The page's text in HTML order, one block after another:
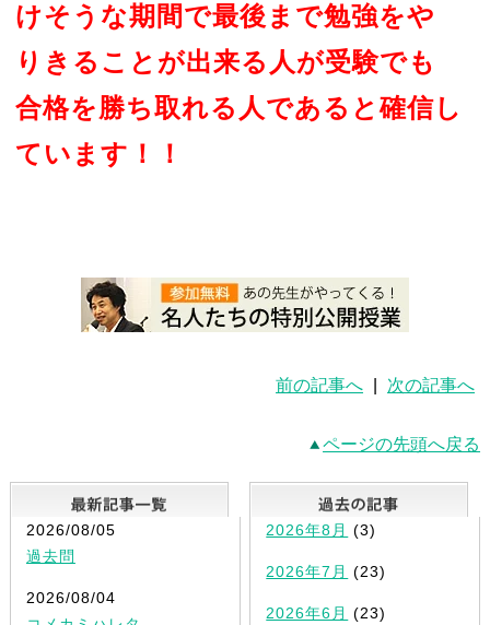
けそうな期間で最後まで勉強をや
りきることが出来る人が受験でも
合格を勝ち取れる人であると確信し
ています！！
前の記事へ 次の記事へ
ページの先頭へ戻る
最新記事一覧
2026/08/05
過去問
2026/08/04
2026年8月 (3)
2026年7月 (23)
2026年6月 (23)